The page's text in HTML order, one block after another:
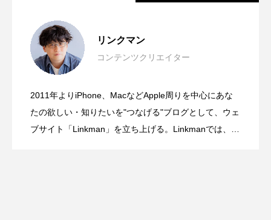
リンクマン
コンテンツクリエイター
2011年よりiPhone、MacなどApple周りを中心にあな
たの欲しい・知りたいを"つなげる"ブログとして、ウェ
ブサイト「Linkman」を立ち上げる。Linkmanでは、主
2026.08.08
は？
2026.07.27
オープンキャンパスに1日限りの特別な
2026.07.09 発想の転換が面白い！紙にもiPadにも、